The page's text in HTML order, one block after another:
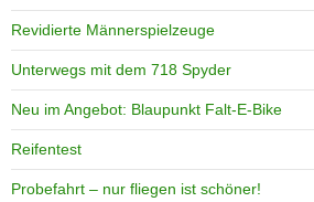
Revidierte Männerspielzeuge
Unterwegs mit dem 718 Spyder
Neu im Angebot: Blaupunkt Falt-E-Bike
Reifentest
Probefahrt – nur fliegen ist schöner!